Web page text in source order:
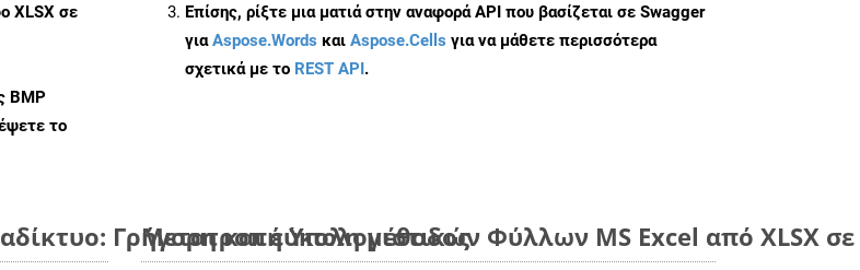
XLSX σε
BMP
το
Επίσης, ρίξτε μια ματιά στην αναφορά API που βασίζεται σε Swagger
γιαAspose.Words και Aspose.Cells για να μάθετε περισσότερα
σχετικά με το REST API.
Γρήγορη και εύκολη μέθοδος
Μετατροπή Υπολογιστικών Φύλλων MS Excel από XLSX